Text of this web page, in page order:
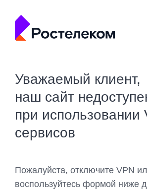
Уважаемый клиент,
наш сайт
при использовании
сервисов
Пожалуйста, отключите VPN
воспользуйтесь формой ниже